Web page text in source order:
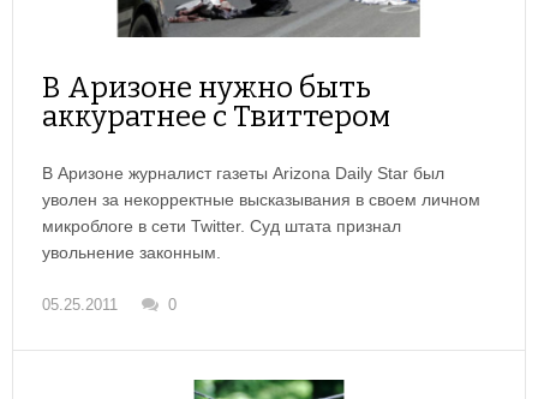
В Аризоне нужно быть
аккуратнее с Твиттером
В Аризоне журналист газеты Arizona Daily Star был
уволен за некорректные высказывания в своем личном
микроблоге в сети Twitter. Суд штата признал
увольнение законным.
05.25.2011 0